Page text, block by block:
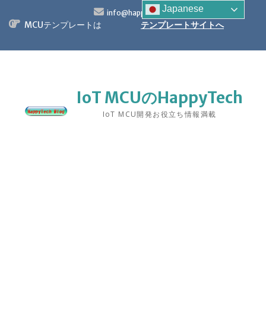
info@happytech.jp
MCUテンプレートは テンプレートサイトへ
IoT MCUのHappyTech
IoT MCU開発お役立ち情報満載
Japanese